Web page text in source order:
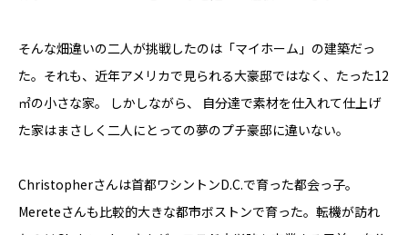
そんな畑違いの二人が挑戦したのは「マイホーム」の建築だっ
た。それも、近年アメリカで見られる大豪邸ではなく、たった12
㎡の小さな家。 しかしながら、 自分達で素材を仕入れて仕上げ
た家はまさしく二人にとっての夢のプチ豪邸に違いない。
Christopherさんは首都ワシントンD.C.で育った都会っ子。
Mereteさんも比較的大きな都市ボストンで育った。転機が訪れ